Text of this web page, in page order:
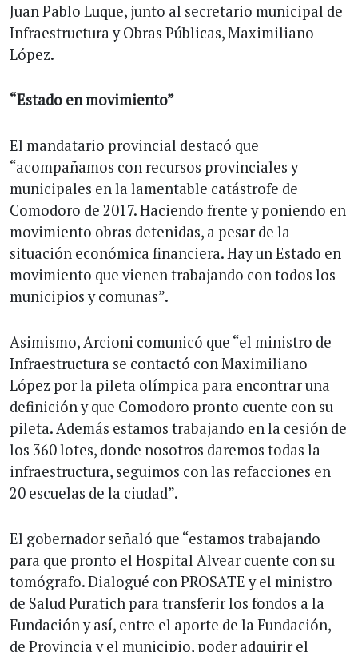
Juan Pablo Luque, junto al secretario municipal de
Infraestructura y Obras Públicas, Maximiliano
López.
“Estado en movimiento”
El mandatario provincial destacó que
“acompañamos con recursos provinciales y
municipales en la lamentable catástrofe de
Comodoro de 2017. Haciendo frente y poniendo en
movimiento obras detenidas, a pesar de la
situación económica financiera. Hay un Estado en
movimiento que vienen trabajando con todos los
municipios y comunas”.
Asimismo, Arcioni comunicó que “el ministro de
Infraestructura se contactó con Maximiliano
López por la pileta olímpica para encontrar una
definición y que Comodoro pronto cuente con su
pileta. Además estamos trabajando en la cesión de
los 360 lotes, donde nosotros daremos todas la
infraestructura, seguimos con las refacciones en
20 escuelas de la ciudad”.
El gobernador señaló que “estamos trabajando
para que pronto el Hospital Alvear cuente con su
tomógrafo. Dialogué con PROSATE y el ministro
de Salud Puratich para transferir los fondos a la
Fundación y así, entre el aporte de la Fundación,
de Provincia y el municipio, poder adquirir el